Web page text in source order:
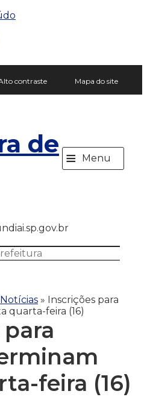
contraste Mapa do site
de ≡ Menu
Notícias » Inscrições para
quarta-feira (16)
feira (16)